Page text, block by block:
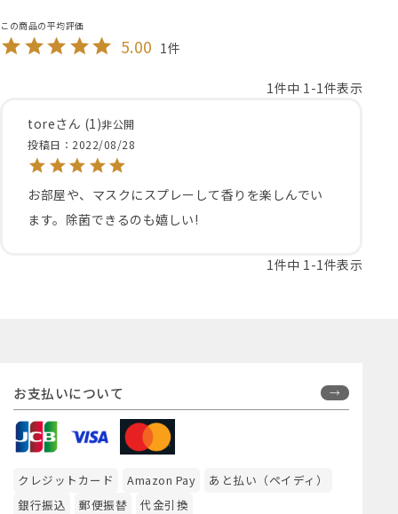
5.00 1
1件中 1 -1件表示
tore
1 非公開
投稿日
2022/08/28
お部屋や、マスクにスプレーして香りを楽しんでい
ます。除菌できるのも嬉しい!
1件中 1 -1件表示
お支払いについて
クレジットカード Amazon Pay
あと払い（ペイディ）
銀行振込
郵便振替 代金引換